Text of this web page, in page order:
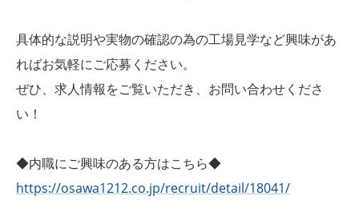
具体的な説明や実物の確認の為の工場見学など興味があ
ればお気軽にご応募ください。
ぜひ、求人情報をご覧いただき、お問い合わせくださ
い！
◆内職にご興味のある方はこちら◆
https://osawa1212.co.jp/recruit/detail/18041/